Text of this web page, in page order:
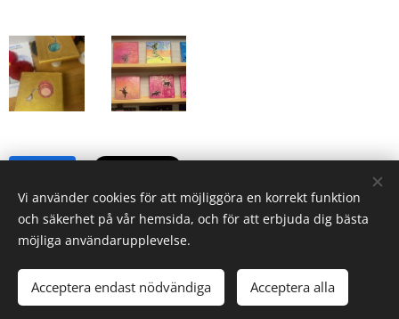
Cookies
Vi använder cookies för att möjliggöra en korrekt funktion
och säkerhet på vår hemsida, och för att erbjuda dig bästa
möjliga användarupplevelse.
Acceptera endast nödvändiga Acceptera alla